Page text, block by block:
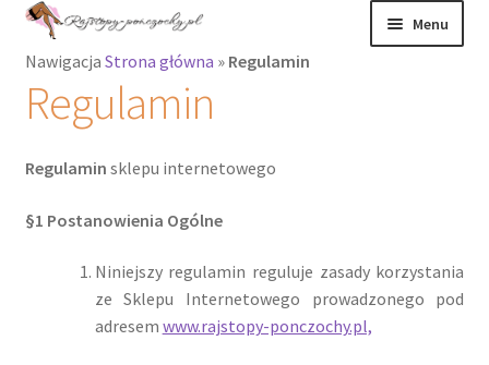
Menu
Rajstopy
Rajstopy Orirose
zakolanówki
Podkolanówki i
Nawigacja Strona główna » Regulamin
Regulamin
Regulamin sklepu internetowego
§1 Postanowienia Ogólne
Niniejszy regulamin reguluje zasady korzystania
ze Sklepu Internetowego prowadzonego pod
adresem www.rajstopy-ponczochy.pl,